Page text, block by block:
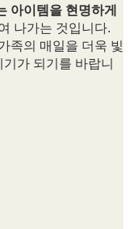
아이템을 현명하게
나가는 것입니다.
족의 매일을 더욱 빛
가 되기를 바랍니